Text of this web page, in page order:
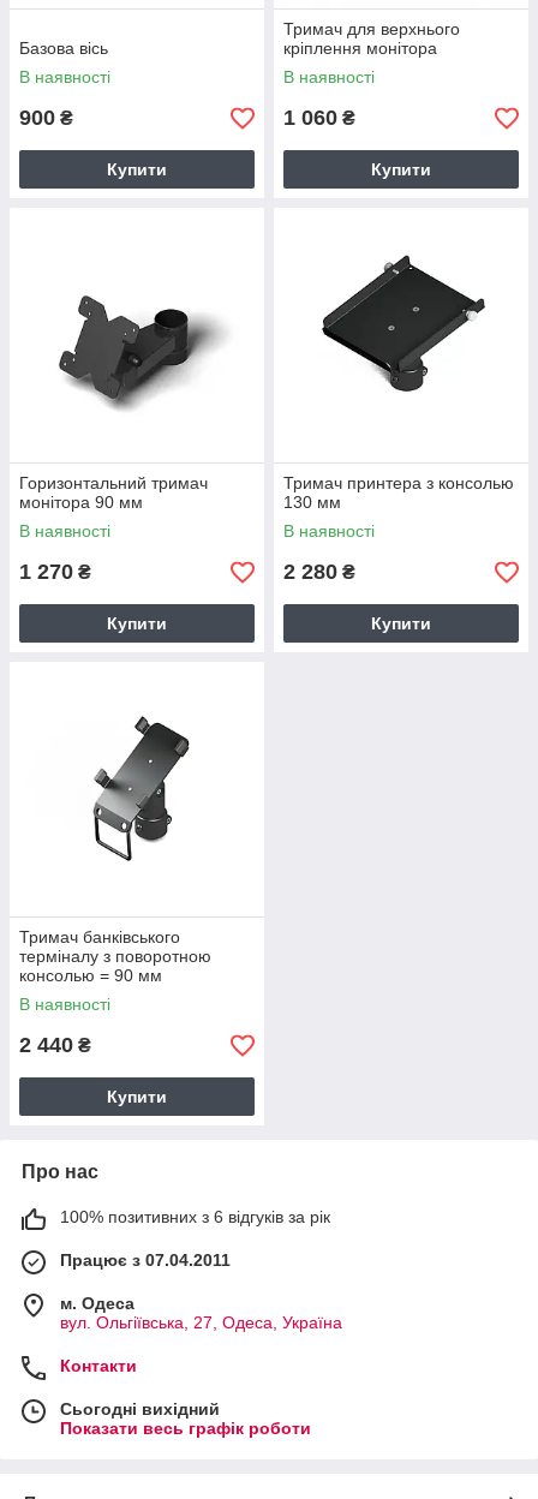
Базова вісь
В наявності
900 ₴
Купити
Тримач для верхнього
кріплення монітора
В наявності
1 060 ₴
Купити
Горизонтальний тримач
монітора 90 мм
В наявності
1 270 ₴
Купити
Тримач принтера з консолью
130 мм
В наявності
2 280 ₴
Купити
Тримач банківського
терміналу з поворотною
консолью = 90 мм
В наявності
2 440 ₴
Купити
Про нас
100% позитивних з 6 відгуків за рік
Працює з 07.04.2011
м. Одеса
вул. Ольгіївська, 27, Одеса, Україна
Контакти
Сьогодні вихідний
Показати весь графік роботи